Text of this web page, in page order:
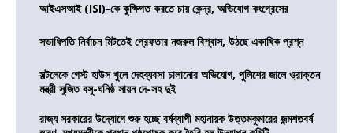
আইএসআই (ISI)-কে কুক্ষিগত করতে চায় কেন্দ্র, অভিযোগ কংগ্রেসের
সভাধিপতি নির্বাচন মিটতেই গ্রেফতার নজরুল বিশ্বাস, উঠছে একাধিক প্রশ্ন
সল্টলেকে গেস্ট হাউস খুলে দেহব্যবসা চালানোর অভিযোগ, পুলিশের জালে ও্রাক্তন
মন্ত্রী সুজিত বসু-ঘনিষ্ঠ সায়ন দে-সহ দুই
রাজ্য সরকারের উদ্যোগে শুরু হচ্ছে বর্ষব্যাপী মহানায়ক উত্তমকুমারের জন্মশতবর্ষ